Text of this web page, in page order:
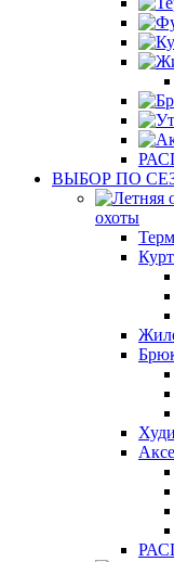
ВЫБОР ПО
охоты